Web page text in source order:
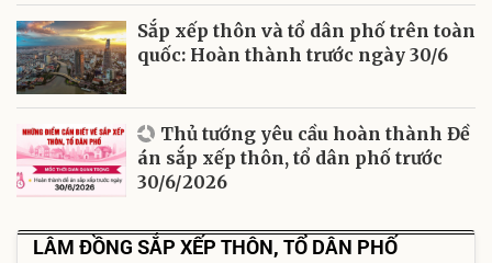
Sắp xếp thôn và tổ dân phố trên toàn
quốc: Hoàn thành trước ngày 30/6
Thủ tướng yêu cầu hoàn thành Đề
án sắp xếp thôn, tổ dân phố trước
30/6/2026
LÂM ĐỒNG SẮP XẾP THÔN, TỔ DÂN PHỐ